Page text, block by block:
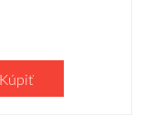
Kúpiť